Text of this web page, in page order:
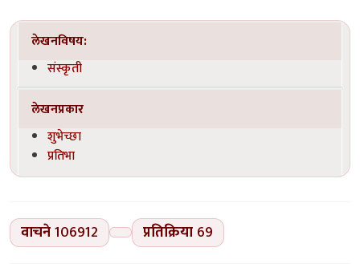
लेखनविषय:
संस्कृती
लेखनप्रकार
शुभेच्छा
प्रतिभा
वाचने106912 प्रतिक्रिया 69